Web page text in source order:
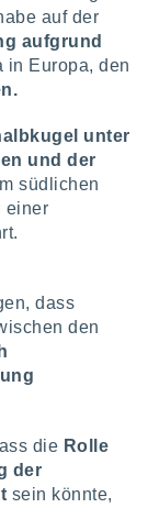
auf der
aufgrund
in Europa, den
unter
und der
südlichen
einer
dass
den
die Rolle
der
sein könnte,